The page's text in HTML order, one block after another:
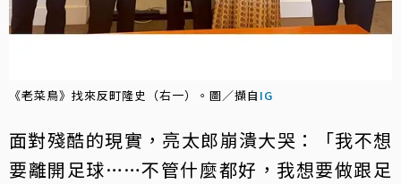
《老菜鳥》找來反町隆史（右一）。圖／擷自 IG
面對殘酷的現實，亮太郎崩潰大哭：「我不想
要離開足球……不管什麼都好，我想要做跟足